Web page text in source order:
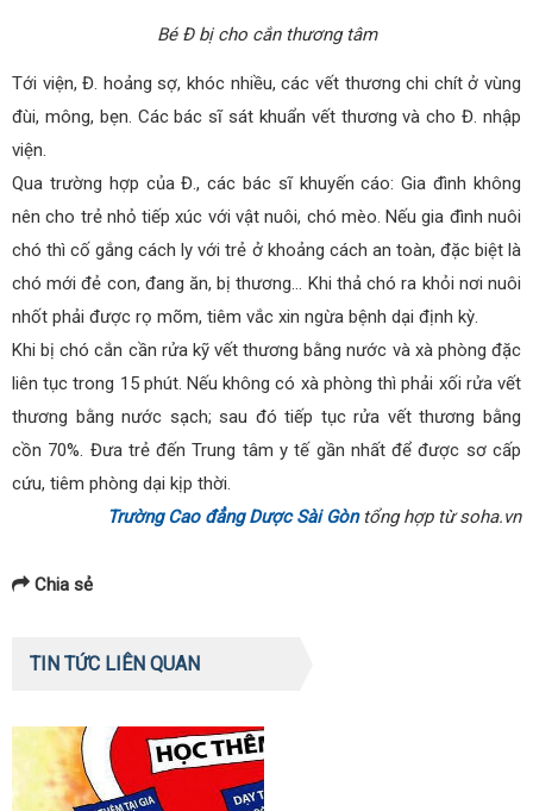
Bé Đ bị cho cắn thương tâm
Tới viện, Đ. hoảng sợ, khóc nhiều, các vết thương chi chít ở vùng
đùi, mông, bẹn. Các bác sĩ sát khuẩn vết thương và cho Đ. nhập
viện.
Qua trường hợp của Đ., các bác sĩ khuyến cáo: Gia đình không
nên cho trẻ nhỏ tiếp xúc với vật nuôi, chó mèo. Nếu gia đình nuôi
chó thì cố gắng cách ly với trẻ ở khoảng cách an toàn, đặc biệt là
chó mới đẻ con, đang ăn, bị thương… Khi thả chó ra khỏi nơi nuôi
nhốt phải được rọ mõm, tiêm vắc xin ngừa bệnh dại định kỳ.
Khi bị chó cắn cần rửa kỹ vết thương bằng nước và xà phòng đặc
liên tục trong 15 phút. Nếu không có xà phòng thì phải xối rửa vết
thương bằng nước sạch; sau đó tiếp tục rửa vết thương bằng
cồn 70%. Đưa trẻ đến Trung tâm y tế gần nhất để được sơ cấp
cứu, tiêm phòng dại kịp thời.
Trường Cao đẳng Dược Sài Gòntổng hợp từ soha.vn
Chia sẻ
TIN TỨC LIÊN QUAN